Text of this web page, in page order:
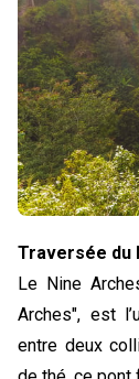
Traversée du
Le Nine
Arches", est
entre deux